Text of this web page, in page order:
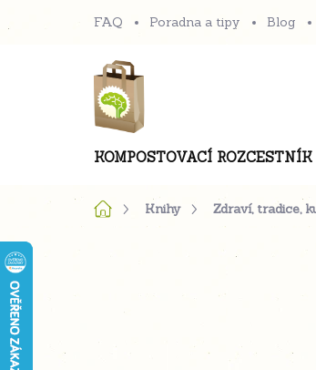
na
FAQ Poradna a tipy Blog
KOMPOSTOVACÍ ROZCESTNÍK
DomůKnihy Zdraví, tradice,